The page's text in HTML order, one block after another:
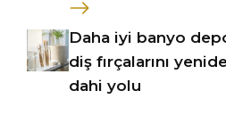
Daha iyi banyo
diş fırçalarını
dahi yolu